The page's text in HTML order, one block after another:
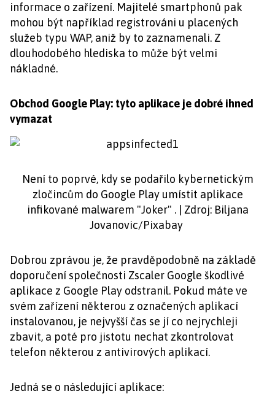
informace o zařízení. Majitelé smartphonů pak
mohou být například registrováni u placených
služeb typu WAP, aniž by to zaznamenali. Z
dlouhodobého hlediska to může být velmi
nákladné.
Obchod Google Play: tyto aplikace je dobré ihned
vymazat
Není to poprvé, kdy se podařilo kybernetickým
zločincům do Google Play umístit aplikace
infikované malwarem "Joker" . | Zdroj: Biljana
Jovanovic/Pixabay
Dobrou zprávou je, že pravděpodobně na základě
doporučení společnosti Zscaler Google škodlivé
aplikace z Google Play odstranil. Pokud máte ve
svém zařízení některou z označených aplikací
instalovanou, je nejvyšší čas se jí co nejrychleji
zbavit, a poté pro jistotu nechat zkontrolovat
telefon některou z antivirových aplikací.
Jedná se o následující aplikace: